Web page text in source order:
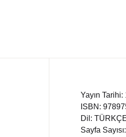
Yayın
ISBN:
Dil:
Sayfa